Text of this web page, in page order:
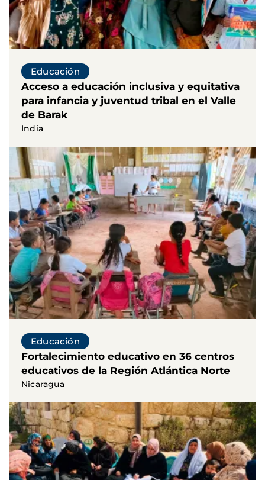
Educación
Acceso a educación inclusiva y equitativa
para infancia y juventud tribal en el Valle
de Barak
India
Educación
Fortalecimiento educativo en 36 centros
educativos de la Región Atlántica Norte
Nicaragua